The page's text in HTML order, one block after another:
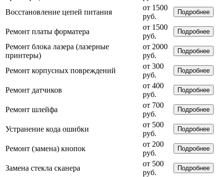
Восстановление цепей питания
от 1500
руб.
Подробнее
Ремонт платы форматера
от 1500
руб.
Подробнее
Ремонт блока лазера (лазерные
принтеры)
от 2000
руб.
Подробнее
Ремонт корпусных повреждений
от 300
руб.
Подробнее
Ремонт датчиков
от 400
руб.
Подробнее
Ремонт шлейфа
от 700
руб.
Подробнее
Устранение кода ошибки
от 500
руб.
Подробнее
Ремонт (замена) кнопок
от 200
руб.
Подробнее
Замена стекла сканера
от 500
руб.
Подробнее